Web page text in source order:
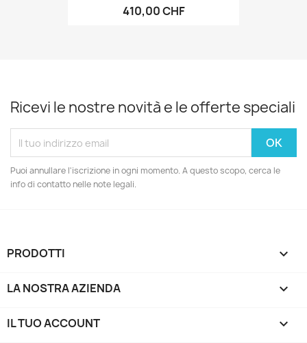
410,00 CHF
Ricevi le nostre novità e le offerte speciali
Puoi annullare l'iscrizione in ogni momento. A questo scopo, cerca le
info di contatto nelle note legali.
PRODOTTI 
LA NOSTRA AZIENDA 
IL TUO ACCOUNT 